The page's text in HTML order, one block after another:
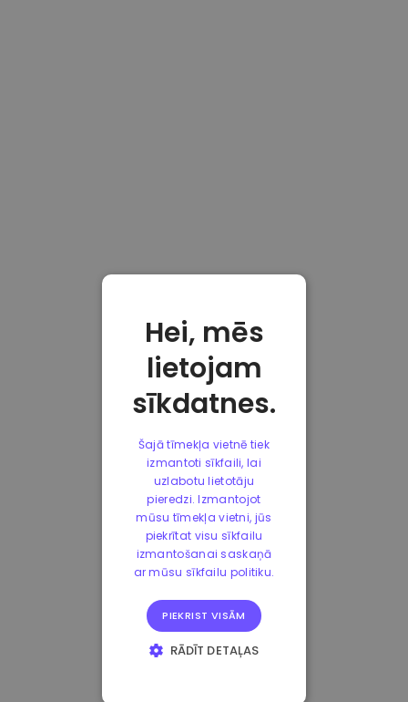
Hei, mēs
lietojam
sīkdatnes.
Šajā tīmekļa vietnē tiek
izmantoti sīkfaili, lai
uzlabotu lietotāju
pieredzi. Izmantojot
mūsu tīmekļa vietni, jūs
piekrītat visu sīkfailu
izmantošanai saskaņā
ar mūsu sīkfailu politiku.
PIEKRIST VISĀM
RĀDĪT DETAĻAS